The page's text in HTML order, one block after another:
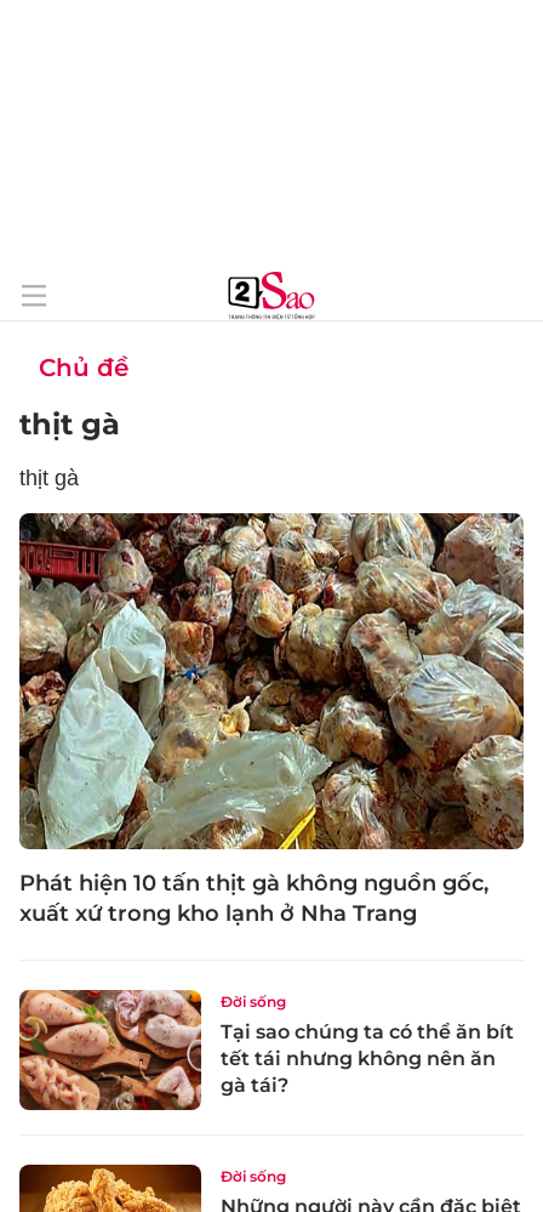
Chủ đề
thịt gà
thịt gà
Phát hiện 10 tấn thịt gà không nguồn gốc,
xuất xứ trong kho lạnh ở Nha Trang
Đời sống
Tại sao chúng ta có thể ăn bít
tết tái nhưng không nên ăn
gà tái?
Đời sống
Những người này cần đặc biệt